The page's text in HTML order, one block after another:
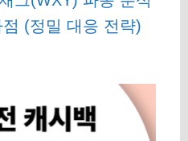
(정밀 대응 전략)